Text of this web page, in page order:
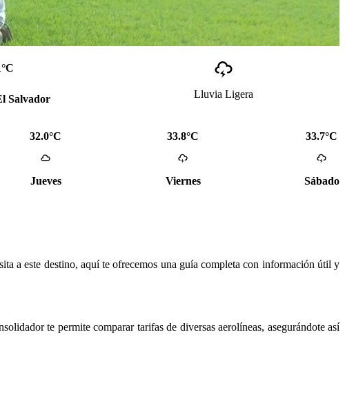
Salvador Lluvia Ligera
32.0°C
Jueves
33.8°C
Viernes
33.7°C
Sábado
a este destino, aquí te ofrecemos una guía completa con información útil y
te permite comparar tarifas de diversas aerolíneas, asegurándote así